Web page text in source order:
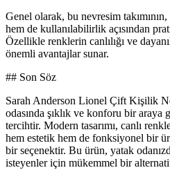
Genel olarak, bu nevresim
hem de kullanılabilirlik açısından
Özellikle renklerin canlılığı ve
önemli avantajlar sunar.
## Son Söz
Sarah Anderson Lionel Çift Kişilik
odasında şıklık ve konforu bir
tercihtir. Modern tasarımı, canlı
hem estetik hem de fonksiyonel bir
bir seçenektir. Bu ürün, yatak
isteyenler için mükemmel bir